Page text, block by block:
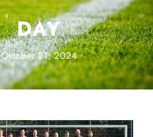
DAY
Oktober 21, 2024